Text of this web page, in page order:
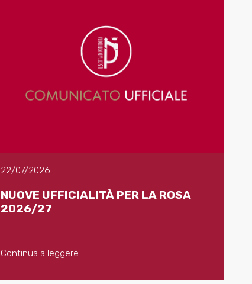
22/07/2026
NUOVE UFFICIALITÀ PER LA ROSA
2026/27
Continua a leggere